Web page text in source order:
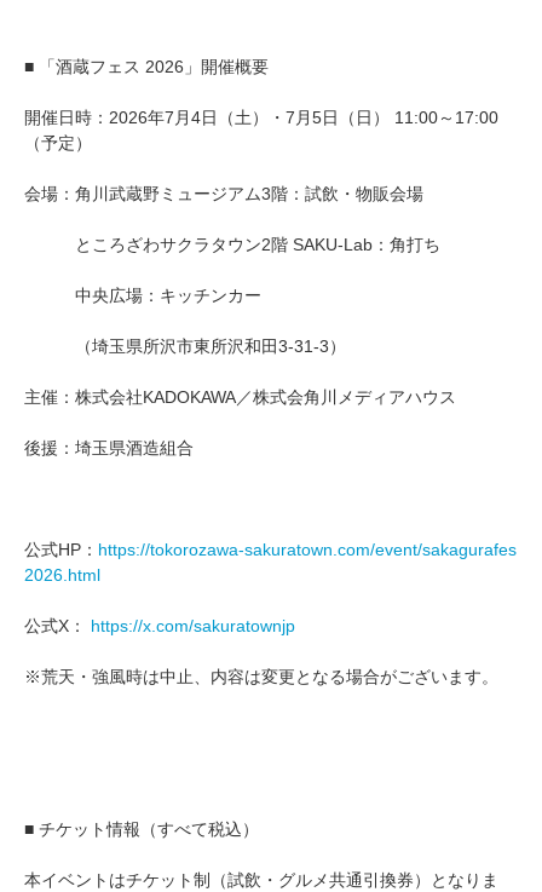
■ 「酒蔵フェス 2026」開催概要
開催日時：2026年7月4日（土）・7月5日（日） 11:00～17:00
（予定）
会場：角川武蔵野ミュージアム3階：試飲・物販会場
ところざわサクラタウン2階 SAKU-Lab：角打ち
中央広場：キッチンカー
（埼玉県所沢市東所沢和田3-31-3）
主催：株式会社KADOKAWA／株式会角川メディアハウス
後援：埼玉県酒造組合
公式HP： https://tokorozawa-sakuratown.com/event/sakagurafes
2026.html
公式X： https://x.com/sakuratownjp
※荒天・強風時は中止、内容は変更となる場合がございます。
■ チケット情報（すべて税込）
本イベントはチケット制（試飲・グルメ共通引換券）となりま